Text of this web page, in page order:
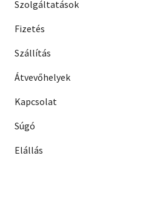
Szolgáltatások
Fizetés
Szállítás
Átvevőhelyek
Kapcsolat
Súgó
Elállás